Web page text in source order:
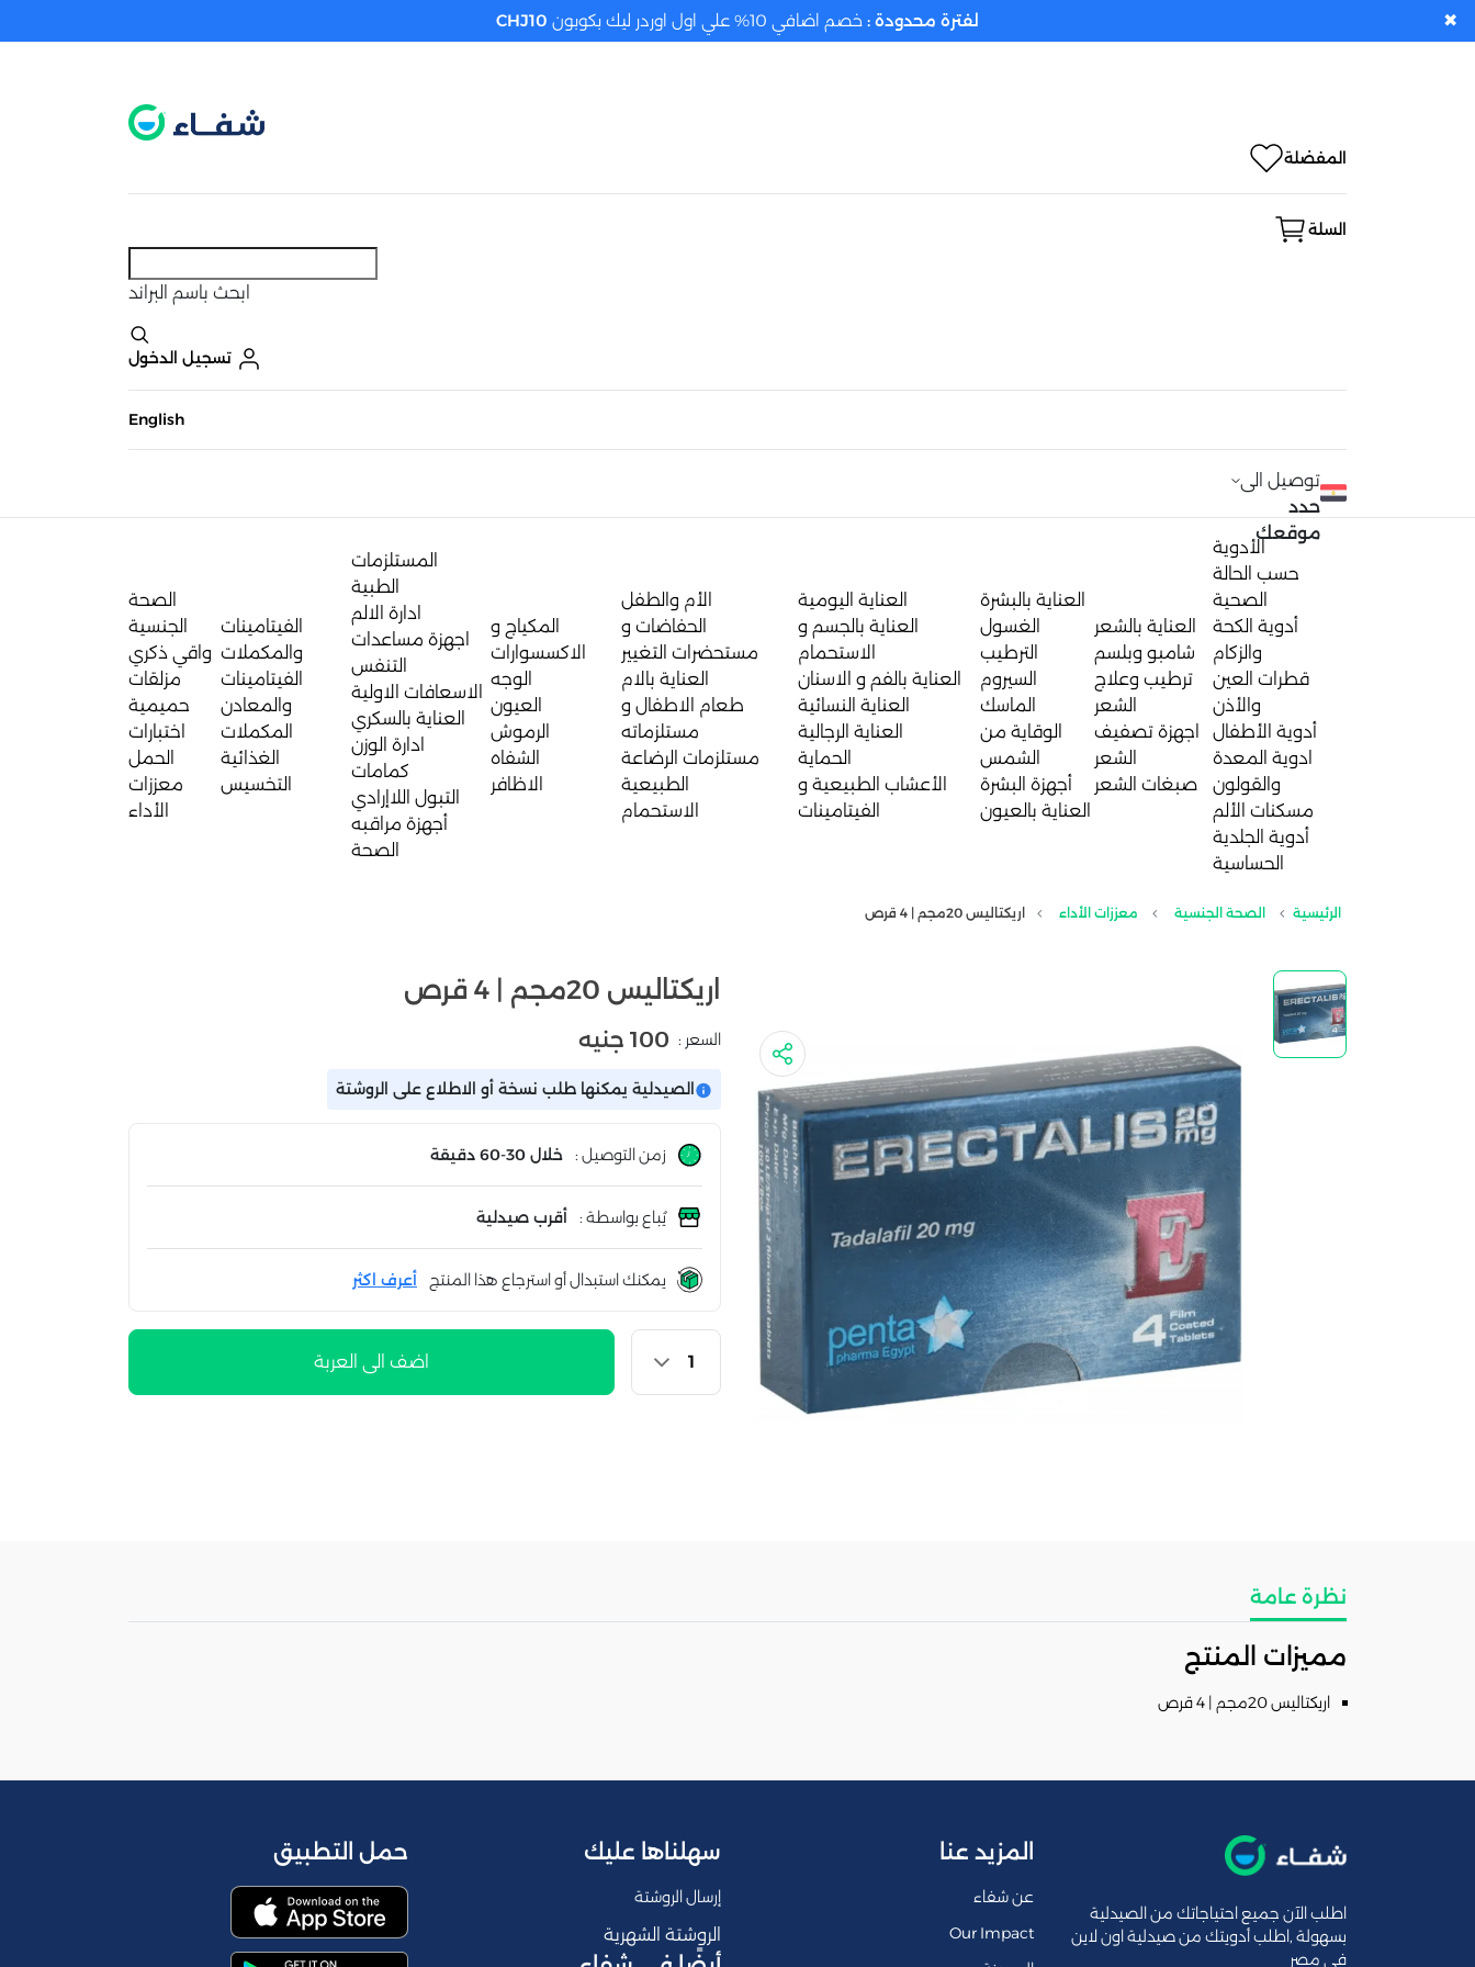
المفضلة
السلة
ابحث باسم البراند
تسجيل الدخول
English
توصيل الى
حدد
موقعك
الأدوية
حسب الحالة
الصحية
أدوية الكحة
والزكام
قطرات العين
والأذن
أدوية الأطفال
ادوية المعدة
والقولون
مسكنات الألم
أدوية الجلدية
الحساسية
العناية بالشعر
شامبو وبلسم
ترطيب وعلاج
الشعر
اجهزة تصفيف
الشعر
صبغات الشعر
العناية بالبشرة
الغسول
الترطيب
السيروم
الماسك
الوقاية من
الشمس
أجهزة البشرة
العناية بالعيون
العناية اليومية
العناية بالجسم و
الاستحمام
العناية بالفم و الاسنان
العناية النسائية
العناية الرجالية
الحماية
الأعشاب الطبيعية و
الفيتامينات
الأم والطفل
الحفاضات و
مستحضرات التغيير
العناية بالام
طعام الاطفال و
مستلزماته
مستلزمات الرضاعة
الطبيعية
الاستحمام
المكياج و
الاكسسوارات
الوجه
العيون
الرموش
الشفاه
الاظافر
المستلزمات
الطبية
ادارة الالم
اجهزة مساعدات
التنفس
الاسعافات الاولية
العناية بالسكري
ادارة الوزن
كمامات
التبول اللاإرادي
أجهزة مراقبه
الصحة
الفيتامينات
والمكملات
الفيتامينات
والمعادن
المكملات
الغذائية
التخسيس
الصحة
الجنسية
واقي ذكري
مزلقات
حميمية
اختبارات
الحمل
معززات
الأداء
الرئيسية الصحة الجنسية معززات الأداء اريكتاليس 20مجم | 4 قرص
اريكتاليس 20مجم | 4 قرص
السعر : 100 جنيه
الصيدلية يمكنها طلب نسخة أو الاطلاع على الروشتة
زمن التوصيل : خلال 30-60 دقيقة
يُباع بواسطة : أقرب صيدلية
يمكنك استبدال أو استرجاع هذا المنتج أعرف اكثر
اضف الى العربة
نظرة عامة
مميزات المنتج
اريكتاليس 20مجم | 4 قرص
اطلب الآن جميع احتياجاتك من الصيدلية
بسهولة ,اطلب أدويتك من صيدلية اون لاين
فى مصر
المزيد عنا
عن شفاء
Our Impact
سهلناها عليك
إرسال الروشتة
الروشتة الشهرية
حمل التطبيق
لفترة محدودة : خصم اضافي 10% علي اول اوردر ليك بكوبون CHJ10 ✖